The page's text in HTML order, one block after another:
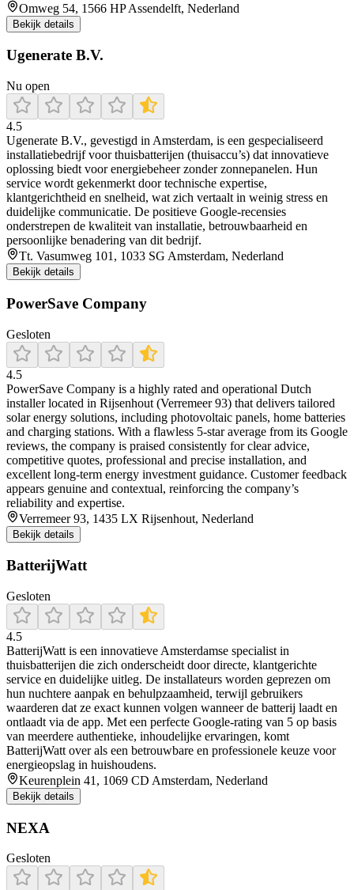
Omweg 54, 1566 HP Assendelft, Nederland
Bekijk details
Ugenerate B.V.
Nu open
4.5
Ugenerate B.V., gevestigd in Amsterdam, is een gespecialiseerd
installatiebedrijf voor thuisbatterijen (thuisaccu’s) dat innovatieve
oplossing biedt voor energiebeheer zonder zonnepanelen. Hun
service wordt gekenmerkt door technische expertise,
klantgerichtheid en snelheid, wat zich vertaalt in weinig stress en
duidelijke communicatie. De positieve Google-recensies
onderstrepen de kwaliteit van installatie, betrouwbaarheid en
persoonlijke benadering van dit bedrijf.
Tt. Vasumweg 101, 1033 SG Amsterdam, Nederland
Bekijk details
PowerSave Company
Gesloten
4.5
PowerSave Company is a highly rated and operational Dutch
installer located in Rijsenhout (Verremeer 93) that delivers tailored
solar energy solutions, including photovoltaic panels, home batteries
and charging stations. With a flawless 5‑star average from its Google
reviews, the company is praised consistently for clear advice,
competitive quotes, professional and precise installation, and
excellent long‑term energy investment guidance. Customer feedback
appears genuine and contextual, reinforcing the company’s
reliability and expertise.
Verremeer 93, 1435 LX Rijsenhout, Nederland
Bekijk details
BatterijWatt
Gesloten
4.5
BatterijWatt is een innovatieve Amsterdamse specialist in
thuisbatterijen die zich onderscheidt door directe, klantgerichte
service en duidelijke uitleg. De installateurs worden geprezen om
hun nuchtere aanpak en behulpzaamheid, terwijl gebruikers
waarderen dat ze exact kunnen volgen wanneer de batterij laadt en
ontlaadt via de app. Met een perfecte Google-rating van 5 op basis
van meerdere authentieke, inhoudelijke ervaringen, komt
BatterijWatt over als een betrouwbare en professionele keuze voor
energieopslag in huishoudens.
Keurenplein 41, 1069 CD Amsterdam, Nederland
Bekijk details
NEXA
Gesloten